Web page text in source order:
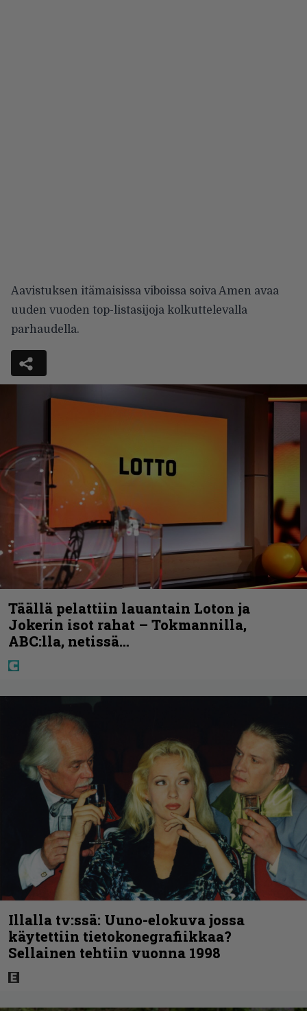
Aavistuksen itämaisissa viboissa soiva Amen avaa
uuden vuoden top-listasijoja kolkuttelevalla
parhaudella.
Täällä pelattiin lauantain Loton ja
Jokerin isot rahat – Tokmannilla,
ABC:lla, netissä…
Illalla tv:ssä: Uuno-elokuva jossa
käytettiin tietokonegrafiikkaa?
Sellainen tehtiin vuonna 1998